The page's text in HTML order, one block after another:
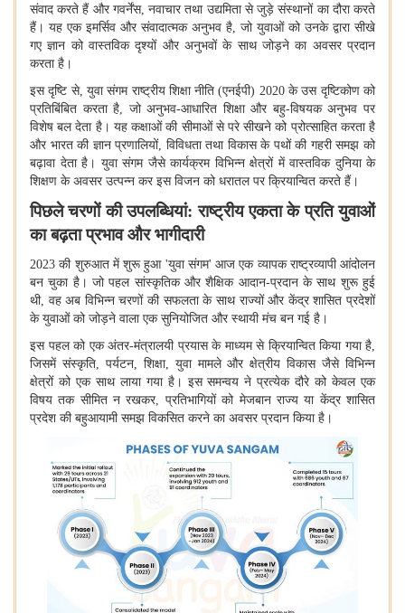
संवाद करते हैं और गवर्नेंस,नवाचार तथा उद्यमिता से जुड़े संस्थानों का दौरा करते
हैं। यह एक इमर्सिव और संवादात्मक अनुभव है जो युवाओं को उनके द्वारा सीखे
गए ज्ञान को वास्तविक दृश्यों और अनुभवों के साथ जोड़ने का अवसर प्रदान
करता है।
इस दृष्टि से, युवा संगम राष्ट्रीय शिक्षा नीति (एनईपी) 2020के उस दृष्टिकोण को
प्रतिबिंबित करता है
जो अनुभव-आधारित शिक्षा और बहु-विषयक अनुभव पर
विशेष बल देता है। यह कक्षाओं की सीमाओं से परे सीखने को प्रोत्साहित करता है
और भारत की ज्ञान प्रणालियों, विविधता तथा विकास के पथों की गहरी समझ को
बढ़ावा देता है। युवा संगम जैसे कार्यक्रम विभिन्न क्षेत्रों में वास्तविक दुनिया के
शिक्षण के अवसर उत्पन्न कर इस विजन को धरातल पर क्रियान्वित करते हैं।
पिछले चरणों की उपलब्धियां: राष्ट्रीय एकता के प्रति युवाओं
का बढ़ता प्रभाव और भागीदारी
2023की शुरुआत में शुरू हुआ 'युवा संगम' आज एक व्यापक राष्ट्रव्यापी आंदोलन
बन चुका है। जो पहल सांस्कृतिक और शैक्षिक आदान-प्रदान के साथ शुरू हुई
थी, वह अब विभिन्न चरणों की सफलता के साथ राज्यों और केंद्र शासित प्रदेशों
के युवाओं को जोड़ने वाला एक सुनियोजित और स्थायी मंच बन गई है।
इस पहल को एक अंतर-मंत्रालयी प्रयास के माध्यम से क्रियान्वित किया गया है
जिसमें संस्कृति, पर्यटन, शिक्षा, युवा मामले और क्षेत्रीय विकास जैसे विभिन्न
क्षेत्रों को एक साथ लाया गया है। इस समन्वय ने प्रत्येक दौरे को केवल एक
विषय तक सीमित न रखकर, प्रतिभागियों को मेजबान राज्य या केंद्र शासित
प्रदेश की बहुआयामी समझ विकसित करने का अवसर प्रदान किया है।